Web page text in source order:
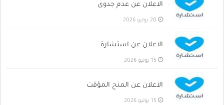
الاعلان عن عدم جدوى
20 يوليو 2026
الاعلان عن استشارة
15 يوليو 2026
الاعلان عن المنح المؤقت
15 يوليو 2026